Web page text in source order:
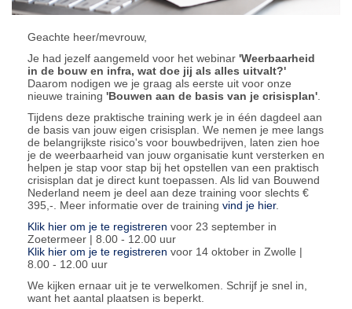
Geachte heer/mevrouw,
Je had jezelf aangemeld voor het webinar 'Weerbaarheid
in de bouw en infra, wat doe jij als alles uitvalt?'
Daarom nodigen we je graag als eerste uit voor onze
nieuwe training 'Bouwen aan de basis van je crisisplan'.
Tijdens deze praktische training werk je in één dagdeel aan
de basis van jouw eigen crisisplan. We nemen je mee langs
de belangrijkste risico's voor bouwbedrijven, laten zien hoe
je de weerbaarheid van jouw organisatie kunt versterken en
helpen je stap voor stap bij het opstellen van een praktisch
crisisplan dat je direct kunt toepassen. Als lid van Bouwend
Nederland neem je deel aan deze training voor slechts €
395,-. Meer informatie over de training vind je hier.
Klik hier om je te registreren voor 23 september in
Zoetermeer | 8.00 - 12.00 uur
Klik hier om je te registreren voor 14 oktober in Zwolle |
8.00 - 12.00 uur
We kijken ernaar uit je te verwelkomen. Schrijf je snel in,
want het aantal plaatsen is beperkt.